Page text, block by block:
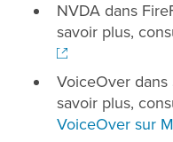
NVDA dans
savoir plus,
VoiceOver dans
savoir plus,
VoiceOver sur